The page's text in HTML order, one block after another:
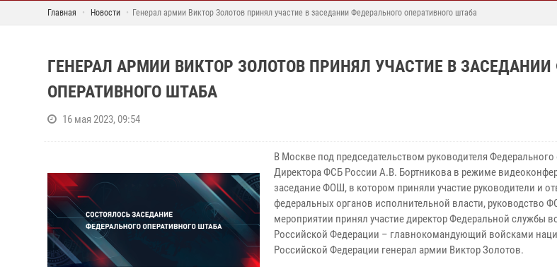
Главная Новости Генерал армии Виктор Золотов принял участие в заседании Федерального оперативного штаба
ГЕНЕРАЛ АРМИИ ВИКТОР ЗОЛОТОВ ПРИНЯЛ УЧАСТИЕ В ЗАСЕДАНИИ
ОПЕРАТИВНОГО ШТАБА
16 мая 2023, 09:54
В Москве под председательством руководителя
Директора ФСБ России А.В. Бортникова в режиме
заседание ФОШ, в котором приняли участие руководители и
федеральных органов исполнительной власти, руководство
мероприятии принял участие директор Федеральной службы
Российской Федерации – главнокомандующий войсками
Российской Федерации генерал армии Виктор Золотов.